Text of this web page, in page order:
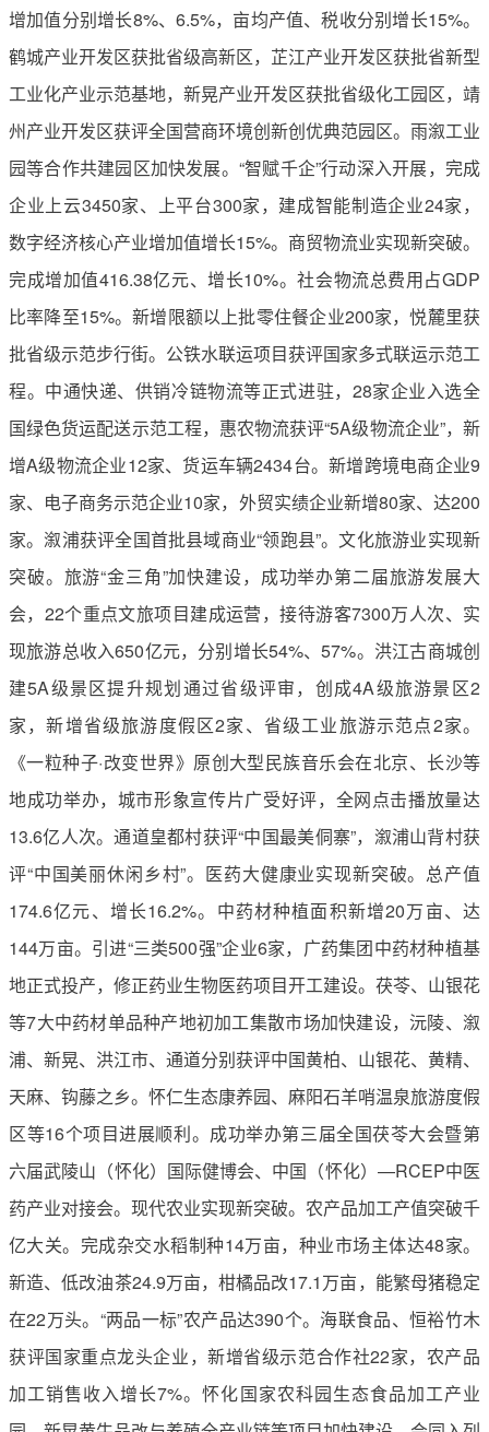
增加值分别增长8%、6.5%，亩均产值、税收分别增长15%。
鹤城产业开发区获批省级高新区，芷江产业开发区获批省新型
工业化产业示范基地，新晃产业开发区获批省级化工园区，靖
州产业开发区获评全国营商环境创新创优典范园区。雨溆工业
园等合作共建园区加快发展。“智赋千企”行动深入开展，完成
企业上云3450家、上平台300家，建成智能制造企业24家，
数字经济核心产业增加值增长15%。商贸物流业实现新突破。
完成增加值416.38亿元、增长10%。社会物流总费用占GDP
比率降至15%。新增限额以上批零住餐企业200家，悦麓里获
批省级示范步行街。公铁水联运项目获评国家多式联运示范工
程。中通快递、供销冷链物流等正式进驻，28家企业入选全
国绿色货运配送示范工程，惠农物流获评“5A级物流企业”，新
增A级物流企业12家、货运车辆2434台。新增跨境电商企业9
家、电子商务示范企业10家，外贸实绩企业新增80家、达200
家。溆浦获评全国首批县域商业“领跑县”。文化旅游业实现新
突破。旅游“金三角”加快建设，成功举办第二届旅游发展大
会，22个重点文旅项目建成运营，接待游客7300万人次、实
现旅游总收入650亿元，分别增长54%、57%。洪江古商城创
建5A级景区提升规划通过省级评审，创成4A级旅游景区2
家，新增省级旅游度假区2家、省级工业旅游示范点2家。
《一粒种子·改变世界》原创大型民族音乐会在北京、长沙等
地成功举办，城市形象宣传片广受好评，全网点击播放量达
13.6亿人次。通道皇都村获评“中国最美侗寨”，溆浦山背村获
评“中国美丽休闲乡村”。医药大健康业实现新突破。总产值
174.6亿元、增长16.2%。中药材种植面积新增20万亩、达
144万亩。引进“三类500强”企业6家，广药集团中药材种植基
地正式投产，修正药业生物医药项目开工建设。茯苓、山银花
等7大中药材单品种产地初加工集散市场加快建设，沅陵、溆
浦、新晃、洪江市、通道分别获评中国黄柏、山银花、黄精、
天麻、钩藤之乡。怀仁生态康养园、麻阳石羊哨温泉旅游度假
区等16个项目进展顺利。成功举办第三届全国茯苓大会暨第
六届武陵山（怀化）国际健博会、中国（怀化）—RCEP中医
药产业对接会。现代农业实现新突破。农产品加工产值突破千
亿大关。完成杂交水稻制种14万亩，种业市场主体达48家。
新造、低改油茶24.9万亩，柑橘品改17.1万亩，能繁母猪稳定
在22万头。“两品一标”农产品达390个。海联食品、恒裕竹木
获评国家重点龙头企业，新增省级示范合作社22家，农产品
加工销售收入增长7%。怀化国家农科园生态食品加工产业